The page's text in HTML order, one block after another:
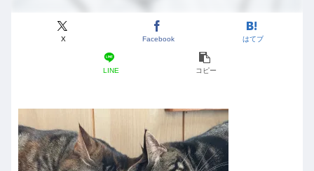
X Facebook はてブ
LINE コピー